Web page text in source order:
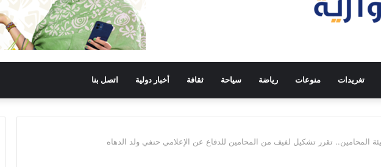
تغريدات منوعات رياضة سياحة ثقافة أخبار دولية اتصل بنا
المحامين.. تقرر تشكيل لفيف من المحامين للدفاع عن الإعلامي حنفي ولد الدهاه